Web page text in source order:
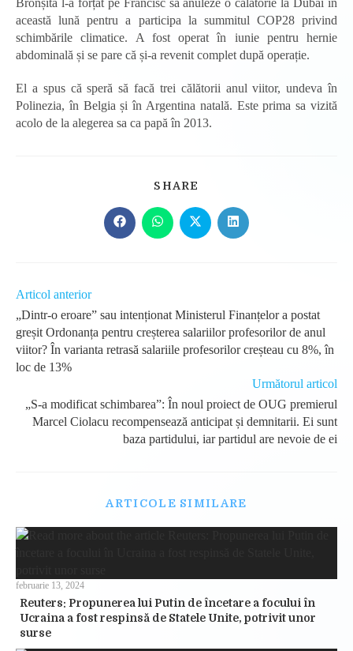
această lună pentru a participa la summitul COP28 privind
schimbările climatice. A fost operat în iunie pentru hernie
abdominală și se pare că și-a revenit complet după operație.
El a spus că speră să facă trei călătorii anul viitor, undeva în
Polinezia, în Belgia și în Argentina natală. Este prima sa vizită
acolo de la alegerea sa ca papă în 2013.
SHARE
CONTENT
Opens
in
Opens
in
Opens
in
Opens
in
Read
more
articles
Articol anterior
„Dintr-o eroare” sau intenționat Ministerul Finanțelor a postat
greșit Ordonanța pentru creșterea salariilor profesorilor de anul
viitor? În varianta retrasă salariile profesorilor creșteau cu 8%, în
loc de 13%
Următorul articol
„S-a modificat schimbarea”: În noul proiect de OUG premierul
Marcel Ciolacu recompensează anticipat și demnitarii. Ei sunt
baza partidului, iar partidul are nevoie de ei
ARTICOLE SIMILARE
Reuters: Propunerea lui Putin de încetare a focului în
Ucraina a fost respinsă de Statele Unite, potrivit unor
surse
februarie 13, 2024